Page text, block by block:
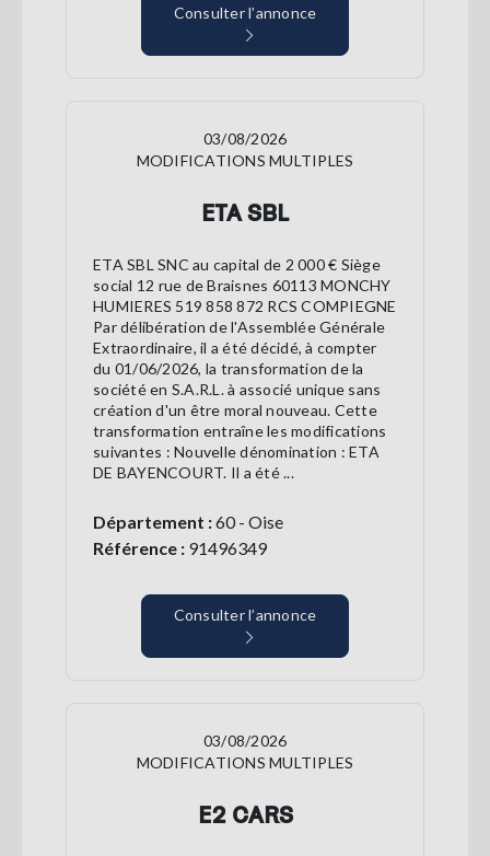
Consulter l’annonce
03/08/2026
MODIFICATIONS MULTIPLES
ETA SBL
ETA SBL SNC au capital de 2 000 € Siège
social 12 rue de Braisnes 60113 MONCHY
HUMIERES 519 858 872 RCS COMPIEGNE
Par délibération de l'Assemblée Générale
Extraordinaire, il a été décidé, à compter
du 01/06/2026, la transformation de la
société en S.A.R.L. à associé unique sans
création d'un être moral nouveau. Cette
transformation entraîne les modifications
suivantes : Nouvelle dénomination : ETA
DE BAYENCOURT. Il a été ...
Département :60 - Oise
Référence : 91496349
Consulter l’annonce
03/08/2026
MODIFICATIONS MULTIPLES
E2 CARS